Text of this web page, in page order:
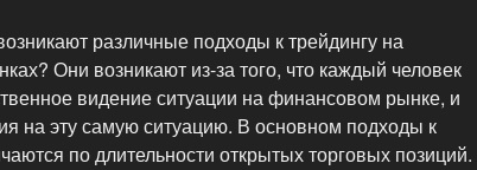
различные подходы к трейдингу на
Они возникают из-за того, что каждый человек
видение ситуации на финансовом рынке, и
на эту самую ситуацию. В основном подходы к
по длительности открытых торговых позиций.